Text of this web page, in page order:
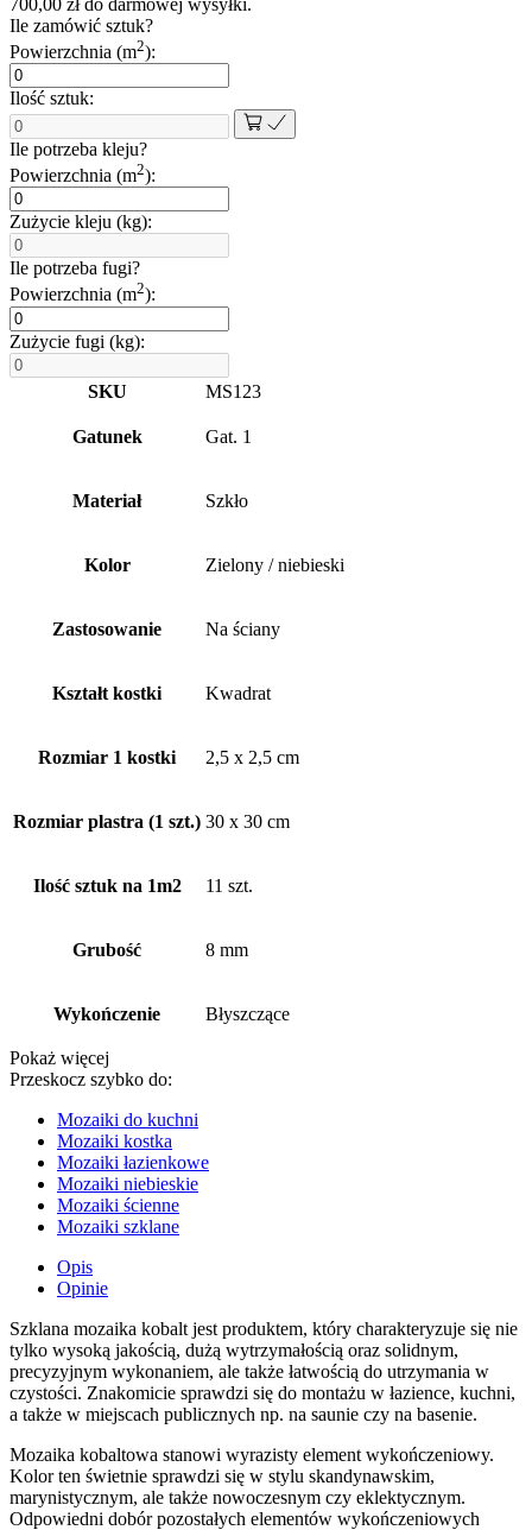
30x30
cm
8
mm
Ile zamówić sztuk?
Powierzchnia (m2):
Ilość sztuk:
Ile potrzeba kleju?
Powierzchnia (m2):
Zużycie kleju (kg):
Ile potrzeba fugi?
Powierzchnia (m2):
Zużycie fugi (kg):
SKU MS123
Gatunek Gat. 1
Materiał Szkło
Kolor Zielony / niebieski
Zastosowanie Na ściany
Kształt kostki Kwadrat
Rozmiar 1 kostki 2,5 x 2,5 cm
Rozmiar plastra (1 szt.) 30 x 30 cm
Ilość sztuk na 1m2 11 szt.
Grubość 8 mm
Wykończenie Błyszczące
Pokaż więcej
Przeskocz szybko do:
Mozaiki do kuchni
Mozaiki kostka
Mozaiki łazienkowe
Mozaiki niebieskie
Mozaiki ścienne
Mozaiki szklane
Opis
Opinie
Szklana mozaika kobalt jest produktem, który charakteryzuje się nie
tylko wysoką jakością, dużą wytrzymałością oraz solidnym,
precyzyjnym wykonaniem, ale także łatwością do utrzymania w
czystości. Znakomicie sprawdzi się do montażu w łazience, kuchni,
a także w miejscach publicznych np. na saunie czy na basenie.
Mozaika kobaltowa stanowi wyrazisty element wykończeniowy.
Kolor ten świetnie sprawdzi się w stylu skandynawskim,
marynistycznym, ale także nowoczesnym czy eklektycznym.
Odpowiedni dobór pozostałych elementów wykończeniowych